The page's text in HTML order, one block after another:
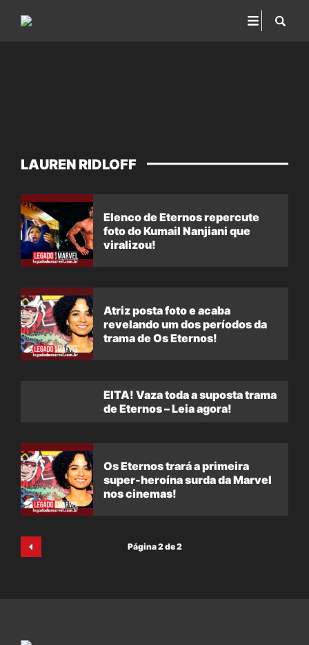
LAUREN RIDLOFF
Elenco de Eternos repercute
foto do Kumail Nanjiani que
viralizou!
Atriz posta foto e acaba
revelando um dos períodos da
trama de Os Eternos!
EITA! Vaza toda a suposta trama
de Eternos – Leia agora!
Os Eternos trará a primeira
super-heroína surda da Marvel
nos cinemas!
Página 2 de 2